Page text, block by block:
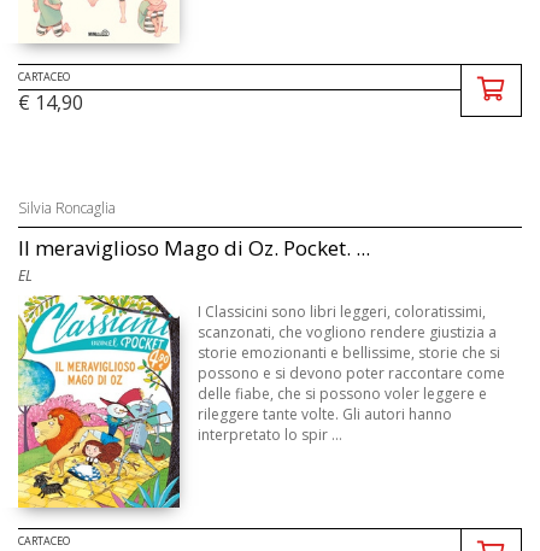
CARTACEO
€ 14,90
Silvia Roncaglia
Il meraviglioso Mago di Oz. Pocket. ...
EL
I Classicini sono libri leggeri, coloratissimi,
scanzonati, che vogliono rendere giustizia a
storie emozionanti e bellissime, storie che si
possono e si devono poter raccontare come
delle fiabe, che si possono voler leggere e
rileggere tante volte. Gli autori hanno
interpretato lo spir ...
CARTACEO